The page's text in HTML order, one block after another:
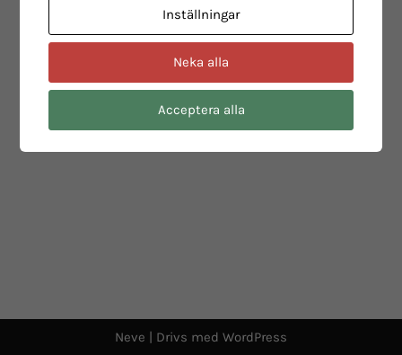
Neve | Drivs med WordPress
Inställningar
Neka alla
Acceptera alla